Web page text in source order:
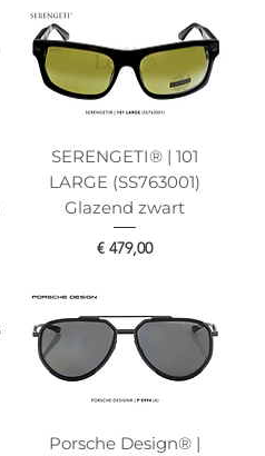
SERENGETI® | 101
LARGE (SS763001)
Glazend zwart
Prijs
€ 479,00
Porsche Design® |